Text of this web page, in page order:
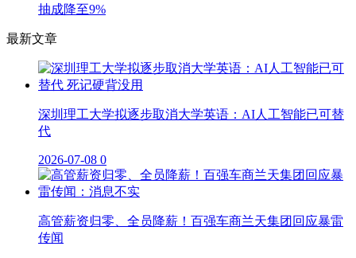
抽成降至9%
最新文章
深圳理工大学拟逐步取消大学英语：AI人工智能已可替
代
2026-07-08 0
高管薪资归零、全员降薪！百强车商兰天集团回应暴雷
传闻